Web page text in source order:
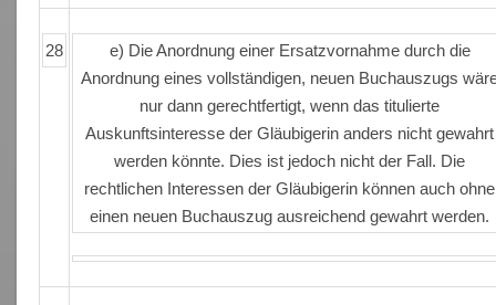
28
e) Die Anordnung einer Ersatzvornahme durch die
Anordnung eines vollständigen, neuen Buchauszugs
nur dann gerechtfertigt, wenn das titulierte
Auskunftsinteresse der Gläubigerin anders nicht gewahrt
werden könnte. Dies ist jedoch nicht der Fall. Die
rechtlichen Interessen der Gläubigerin können auch ohne
einen neuen Buchauszug ausreichend gewahrt werden.